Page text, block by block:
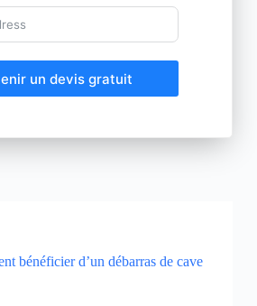
un devis gratuit
bénéficier d’un débarras de cave